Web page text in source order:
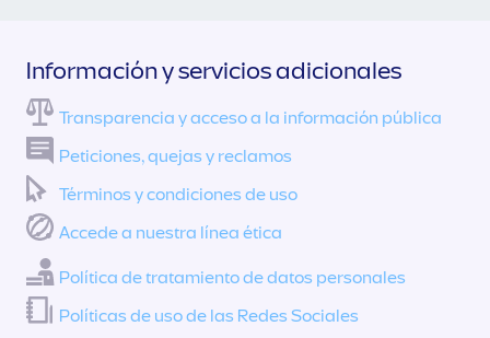
Información y servicios adicionales
Transparencia y acceso a la información pública
Peticiones, quejas y reclamos
Términos y condiciones de uso
Accede a nuestra línea ética
Política de tratamiento de datos personales
Políticas de uso de las Redes Sociales